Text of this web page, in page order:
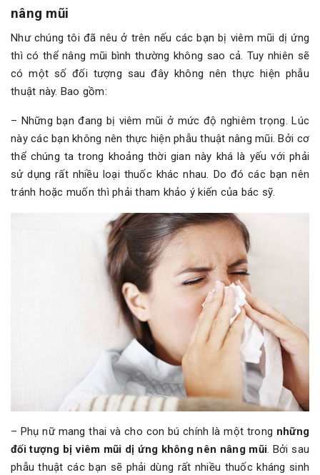
nâng mũi
Như chúng tôi đã nêu ở trên nếu các bạn bị viêm mũi dị ứng
thì có thể nâng mũi bình thường không sao cả. Tuy nhiên sẽ
có một số đối tượng sau đây không nên thực hiện phẫu
thuật này. Bao gồm:
– Những bạn đang bị viêm mũi ở mức độ nghiêm trọng. Lúc
này các bạn không nên thực hiện phẫu thuật nâng mũi. Bởi cơ
thể chúng ta trong khoảng thời gian này khá là yếu với phải
sử dụng rất nhiều loại thuốc khác nhau. Do đó các bạn nên
tránh hoặc muốn thì phải tham khảo ý kiến của bác sỹ.
– Phụ nữ mang thai và cho con bú chính là một trong những
đối tượng bị viêm mũi dị ứng không nên nâng mũi. Bởi sau
phẫu thuật các bạn sẽ phải dùng rất nhiều thuốc kháng sinh